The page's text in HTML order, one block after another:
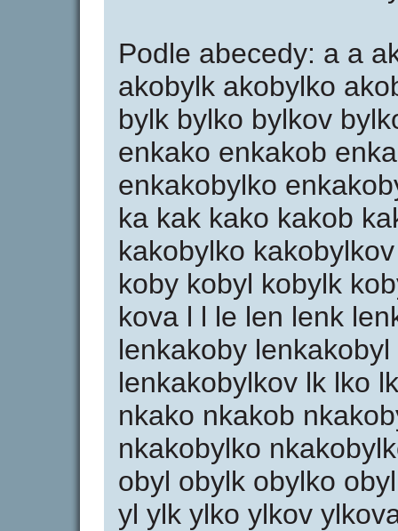
Podle abecedy: a a
akobylk akobylko
bylk bylko bylkov
enkako enkakob
enkakobylko
ka kak kako kakob
kakobylko
koby kobyl kobylk
kova l l le len lenk
lenkakoby
lenkakobylkov lk lko
nkako nkakob
nkakobylko
obyl obylk obylko
yl ylk ylko ylkov